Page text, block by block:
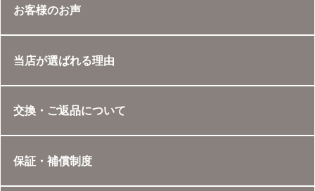
お客様のお声
当店が選ばれる理由
交換・ご返品について
保証・補償制度